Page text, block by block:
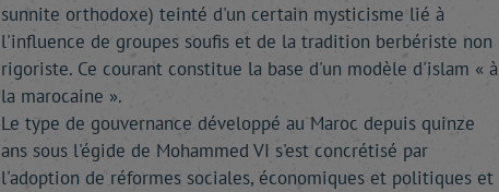
sunnite orthodoxe) teinté d'un certain mysticisme lié à
l'influence de groupes soufis et de la tradition berbériste non
rigoriste. Ce courant constitue la base d'un modèle d'islam « à
la marocaine ».
Le type de gouvernance développé au Maroc depuis quinze
ans sous l'égide de Mohammed VI s'est concrétisé par
l'adoption de réformes sociales, économiques et politiques et